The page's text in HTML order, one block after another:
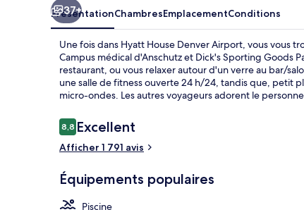
37+
PrésentationChambresEmplacementConditions
Une fois dans Hyatt House Denver Airport, vous vous
Campus médical d'Anschutz et Dick's Sporting Goods
restaurant, ou vous relaxer autour d'un verre au bar/
une salle de fitness ouverte 24 h/24, tandis que, petit
micro-ondes. Les autres voyageurs adorent le
Avis
voyageurs
8,88,8 sur 10
Excellent
Afficher 1 791 avis
Équipements populaires
Piscine